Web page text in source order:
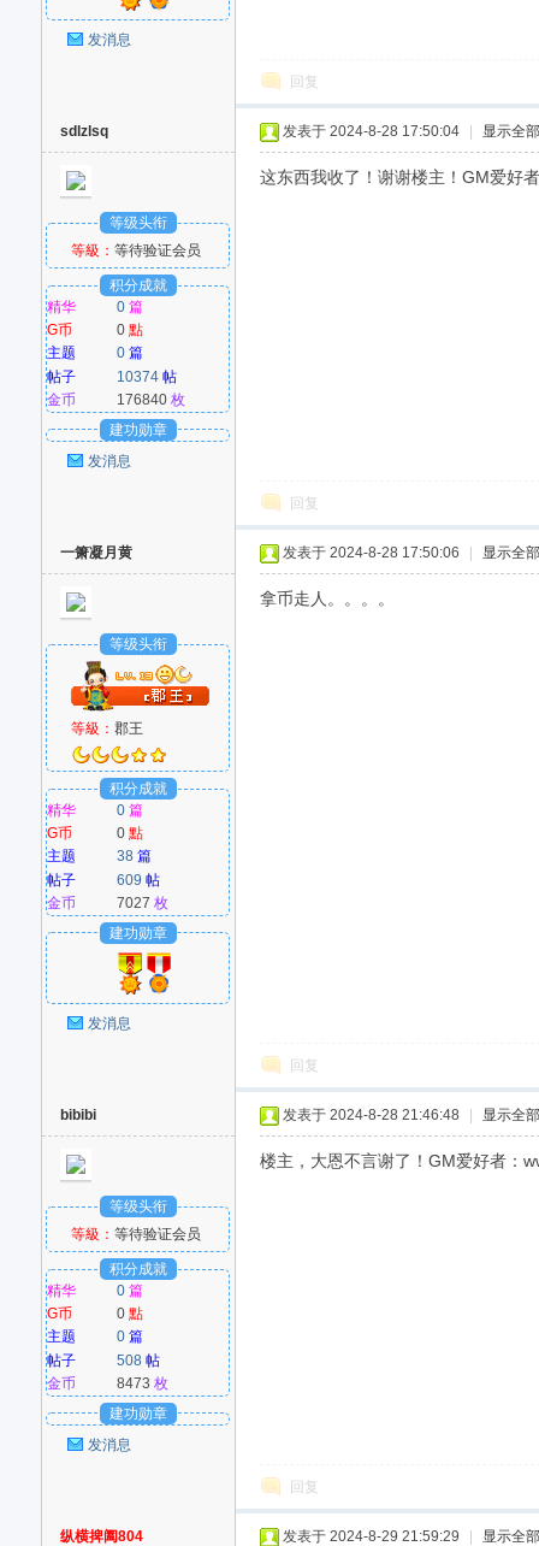
发消息
回复
sdlzlsq
等级头衔
等級：等待验证会员
积分成就
精华
0 篇
G币
0點
主题
0 篇
帖子
10374 帖
金币
176840枚
建功勋章
发消息
发表于 2024-8-28 17:50:04 显示全
这东西我收了！谢谢楼主！GM爱好
回复
一箫凝月黄
等级头衔
等級：郡王
积分成就
精华
0 篇
G币
0點
主题
38 篇
帖子
609 帖
金币
7027枚
建功勋章
发消息
发表于 2024-8-28 17:50:06 显示全
拿币走人。。。。
回复
bibibi
等级头衔
等級：等待验证会员
积分成就
精华
0 篇
G币
0點
主题
0 篇
帖子
508 帖
金币
8473枚
建功勋章
发消息
发表于 2024-8-28 21:46:48 显示全
楼主，大恩不言谢了！GM爱好者：
回复
纵横捭阖804 发表于 2024-8-29 21:59:29 显示全